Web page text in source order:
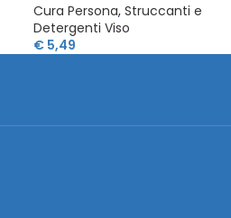
Cura Persona, Struccanti e
Detergenti Viso
€ 5,49